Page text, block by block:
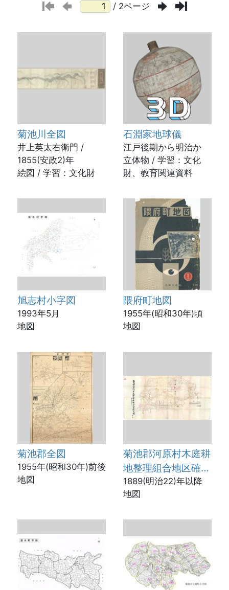
/ 2ページ
菊池川全図
井上英太右衛門 /
1855(安政2)年
絵図 / 学習：文化財
石淵家地球儀
江戸後期から明治か
立体物 / 学習：文化
財、教育関連資料
旭志村小字図
1993年5月
地図
隈府町地図
1955年(昭和30年)頃
地図
菊池郡全図
1955年(昭和30年)前後
地図
菊池郡河原村木庭耕
地整理組合地区確定
図
1889(明治22)年以降
地図